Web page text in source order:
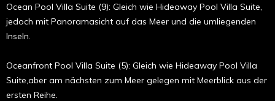
Ocean Pool Villa Suite (9): Gleich wie Hideaway Pool Villa Suite,
jedoch mit Panoramasicht auf das Meer und die um­­lie­genden
Inseln.
Oceanfront Pool Villa Suite (5): Gleich wie Hideaway Pool Villa
Suite,aber am nächsten zum Meer gelegen mit Meer­blick aus der
ersten Reihe.